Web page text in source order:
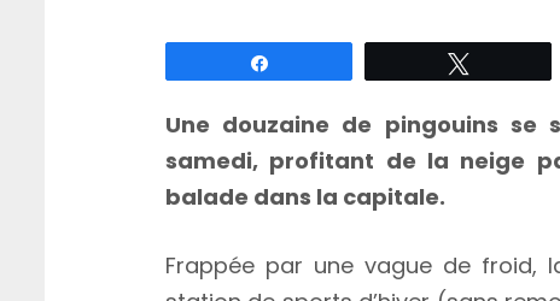
Une douzaine de pingouins se
samedi, profitant de la neige
balade dans la capitale.
Frappée par une vague de froid,